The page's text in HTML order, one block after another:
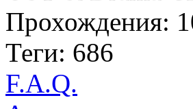
Прохождения:
Теги: 686
F.A.Q.